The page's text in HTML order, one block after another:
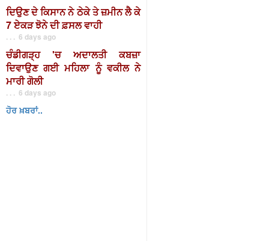
ਦਿਉਣ ਦੇ ਕਿਸਾਨ ਨੇ ਠੇਕੇ ਤੇ ਜ਼ਮੀਨ ਲੈ ਕੇ
7 ਏਕੜ ਝੋਨੇ ਦੀ ਫ਼ਸਲ ਵਾਹੀ
. . . 6 days ago
ਚੰਡੀਗੜ੍ਹ 'ਚ ਅਦਾਲਤੀ ਕਬਜ਼ਾ
ਦਿਵਾਉਣ ਗਈ ਮਹਿਲਾ ਨੂੰ ਵਕੀਲ ਨੇ
ਮਾਰੀ ਗੋਲੀ
. . . 6 days ago
ਹੋਰ ਖ਼ਬਰਾਂ..